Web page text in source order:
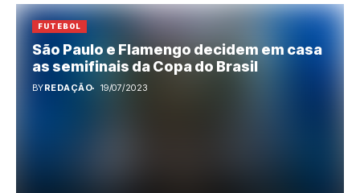
FUTEBOL
São Paulo e Flamengo decidem em casa
as semifinais da Copa do Brasil
BYREDAÇÃO 19/07/2023